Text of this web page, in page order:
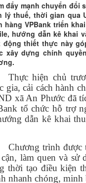
đẩy mạnh chuyển đổi
lý thuế, thời gian qua
hàng VPBank triển
hướng dẫn kê khai
động thiết thực này
xây dựng chính
Thực hiện chủ
gia, cải cách hành
xã An Phước đã
tổ chức hỗ trợ
dẫn kê khai
Chương trình được
làm quen và sử
thời tạo điều kiện
nhanh chóng,